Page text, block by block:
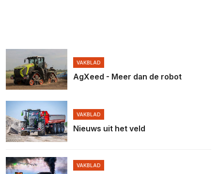
VAKBLAD
AgXeed - Meer dan de robot
VAKBLAD
Nieuws uit het veld
VAKBLAD